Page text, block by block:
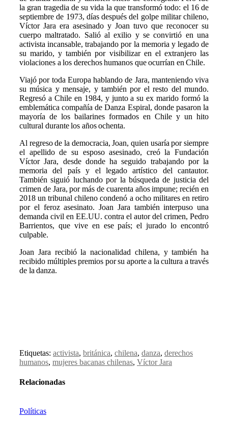
la gran tragedia de su vida la que transformó todo: el 16 de
septiembre de 1973, días después del golpe militar chileno,
Víctor Jara era asesinado y Joan tuvo que reconocer su
cuerpo maltratado. Salió al exilio y se convirtió en una
activista incansable, trabajando por la memoria y legado de
su marido, y también por visibilizar en el extranjero las
violaciones a los derechos humanos que ocurrían en Chile.
Viajó por toda Europa hablando de Jara, manteniendo viva
su música y mensaje, y también por el resto del mundo.
Regresó a Chile en 1984, y junto a su ex marido formó la
emblemática compañía de Danza Espiral, donde pasaron la
mayoría de los bailarines formados en Chile y un hito
cultural durante los años ochenta.
Al regreso de la democracia, Joan, quien usaría por siempre
el apellido de su esposo asesinado, creó la Fundación
Víctor Jara, desde donde ha seguido trabajando por la
memoria del país y el legado artístico del cantautor.
También siguió luchando por la búsqueda de justicia del
crimen de Jara, por más de cuarenta años impune; recién en
2018 un tribunal chileno condenó a ocho militares en retiro
por el feroz asesinato. Joan Jara también interpuso una
demanda civil en EE.UU. contra el autor del crimen, Pedro
Barrientos, que vive en ese país; el jurado lo encontró
culpable.
Joan Jara recibió la nacionalidad chilena, y también ha
recibido múltiples premios por su aporte a la cultura a través
de la danza.
Etiquetas: activista, británica, chilena, danza, derechos
humanos, mujeres bacanas chilenas, Víctor Jara
Relacionadas
Políticas